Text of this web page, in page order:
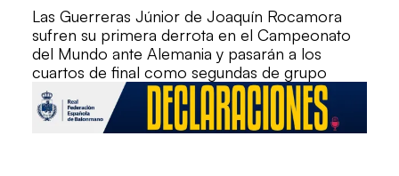
Las Guerreras Júnior de Joaquín Rocamora
sufren su primera derrota en el Campeonato
del Mundo ante Alemania y pasarán a los
cuartos de final como segundas de grupo